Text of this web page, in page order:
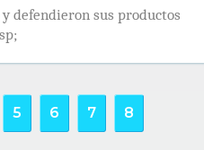
defendieron sus productos
5 6 7 8